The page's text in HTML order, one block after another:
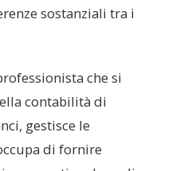
sostanziali tra i
che si
contabilità di
gestisce le
di fornire